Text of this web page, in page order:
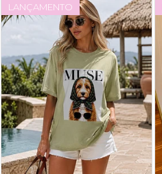
LANÇAMENTO